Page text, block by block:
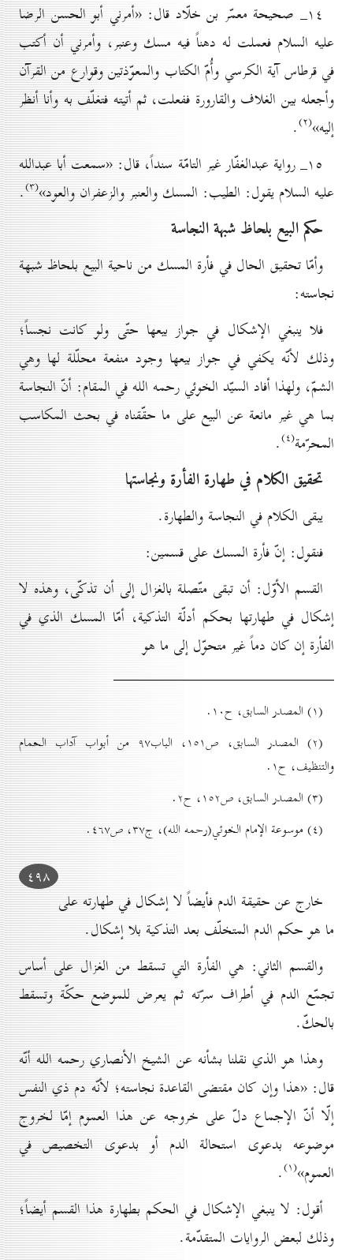
۱٤_ صحيحة معمّر بن خلّاد قال: «أمرني أبو الحسن الرضا
عليه السلام فعملت له دهناً فيه مسك وعنبر، وأمرني أن أكتب
في قرطاس آية الكرسي وأُمّ الكتاب والمعوّذتين وقوارع من القرآن
وأجعله بين الغلاف والقارورة ففعلت، ثم أتيته فتغلّف به وأنا أنظر
إليه»(۲) .
۱٥_ رواية عبدالغفّار غير التامّة سنداً، قال: «سمعت أبا عبدالله
عليه السلام يقول: الطيب: المسك والعنبر والزعفران والعود»(۳) .
حکم البيع بلحاظ شبهة النجاسة
وأمّا تحقيق الحال في فأرة المسك من ناحية البيع بلحاظ شبهة
نجاسته:
فلا ينبغي الإشكال في جواز بيعها حتّى ولو كانت نجساً؛
وذلك لأنّه يكفي في جواز بيعها وجود منفعة محلّلة لها وهي
الشمّ، ولهذا أفاد السيّد الخوئي رحمه الله في المقام: أنّ النجاسة
بما هي غير مانعة عن البيع على ما حقّقناه في بحث المكاسب
المحرّمة(٤) .
تحقيق الکلام في طهارة الفأرة ونجاستها
يبقى الكلام في النجاسة والطهارة.
فنقول: إنّ فأرة المسك على قسمين:
القسم الأوّل: أن تبقى متّصلة بالغزال إلى أن تذكّى، وهذه لا
إشكال في طهارتها بحكم أدلّة التذكية، أمّا المسك الذي في
الفأرة إن كان دماً غير متحوّل إلى ما هو
(۱) المصدر السابق، ح۱٠.
(۲) المصدر السابق، ص۱٥۱، الباب۹۷ من أبواب آداب الحمام
والتنظيف، ح۱.
(۳) المصدر السابق، ص۱٥۲، ح۲.
(٤) موسوعة الإمام الخوئي(رحمه الله)، ج۳۷، ص٤٦۷.
٤۹۸
خارج عن حقيقة الدم فأيضاً لا إشكال في طهارته على
ما هو حكم الدم المتخلّف بعد التذكية بلا إشكال.
والقسم الثاني: هي الفأرة التي تسقط من الغزال على أساس
تجمّع الدم في أطراف سرّته ثم يعرض للموضع حكّة وتسقط
بالحكّ.
وهذا هو الذي نقلنا بشأنه عن الشيخ الأنصاري رحمه الله أنّه
قال: «هذا وإن كان مقتضى القاعدة نجاسته؛ لأنّه دم ذي النفس
إلّا أنّ الإجماع دلّ على خروجه عن هذا العموم إمّا لخروج
موضوعه بدعوى استحالة الدم أو بدعوى التخصيص في
العموم»(۱) .
أقول: لا ينبغي الإشكال في الحكم بطهارة هذا القسم أيضاً؛
وذلك لبعض الروايات المتقدّمة.